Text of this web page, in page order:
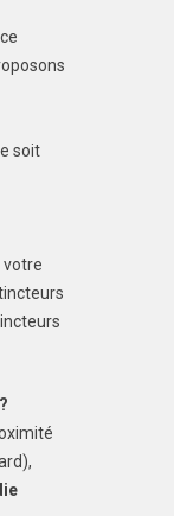
soit
votre